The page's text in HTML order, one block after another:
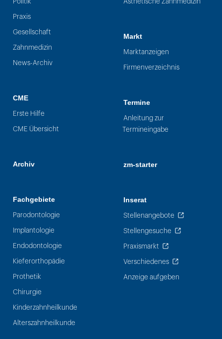
Praxis
Gesellschaft
Zahnmedizin
News-Archiv
CME
Erste Hilfe
CME Übersicht
Archiv
Fachgebiete
Parodontologie
Implantologie
Endodontologie
Kieferorthopädie
Prothetik
Chirurgie
Kinderzahnheilkunde
Alterszahnheilkunde
Markt
Marktanzeigen
Firmenverzeichnis
Termine
Anleitung zur
Termineingabe
zm-starter
Inserat
Stellenangebote
Stellengesuche
Praxismarkt
Verschiedenes
Anzeige aufgeben